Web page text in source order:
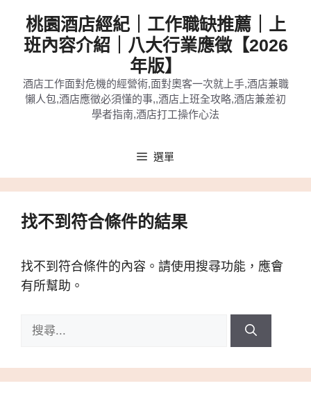
桃園酒店經紀｜工作職缺推薦｜上
班內容介紹｜八大行業應徵【2026
年版】
酒店工作面對危機的經營術,面對奧客一次就上手,酒店兼職
懶人包,酒店應徵必須懂的事,,酒店上班全攻略,酒店兼差初
學者指南,酒店打工操作心法
選單
找不到符合條件的結果
找不到符合條件的內容。請使用搜尋功能，應會
有所幫助。